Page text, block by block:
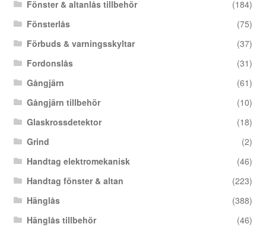
Fönster & altanlås tillbehör
(184)
Fönsterlås
(75)
Förbuds & varningsskyltar
(37)
Fordonslås
(31)
Gångjärn
(61)
Gångjärn tillbehör
(10)
Glaskrossdetektor
(18)
Grind
(2)
Handtag elektromekanisk
(46)
Handtag fönster & altan
(223)
Hänglås
(388)
Hänglås tillbehör
(46)